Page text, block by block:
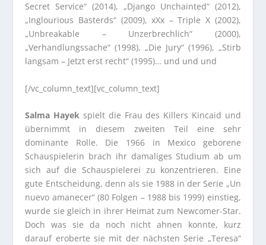
Secret Service“ (2014), „Django Unchainted“ (2012),
„Inglourious Basterds“ (2009), xXx – Triple X (2002),
„Unbreakable – Unzerbrechlich“ (2000),
„Verhandlungssache“ (1998), „Die Jury“ (1996), „Stirb
langsam – Jetzt erst recht“ (1995)… und und und
[/vc_column_text][vc_column_text]
Salma Hayek spielt die Frau des Killers Kincaid und
übernimmt in diesem zweiten Teil eine sehr
dominante Rolle. Die 1966 in Mexico geborene
Schauspielerin brach ihr damaliges Studium ab um
sich auf die Schauspielerei zu konzentrieren. Eine
gute Entscheidung, denn als sie 1988 in der Serie „Un
nuevo amanecer“ (80 Folgen – 1988 bis 1999) einstieg,
wurde sie gleich in ihrer Heimat zum Newcomer-Star.
Doch was sie da noch nicht ahnen konnte, kurz
darauf eroberte sie mit der nächsten Serie „Teresa“